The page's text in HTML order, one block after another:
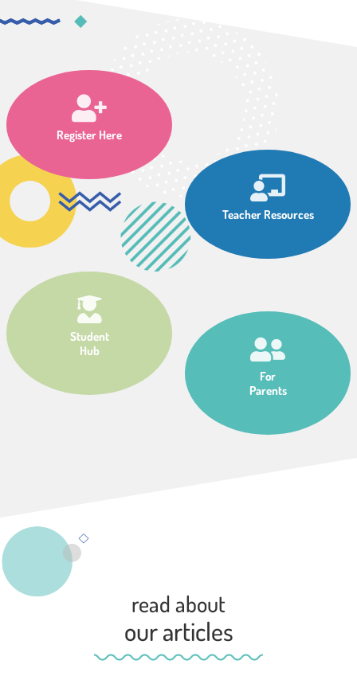
Register Here
Teacher Resources
Student
Hub
For
Parents
read about
our articles